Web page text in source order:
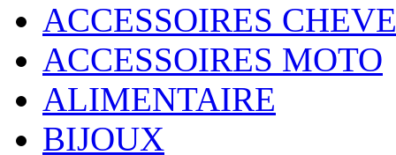
ACCESSOIRES
ACCESSOIRES MOTO
ALIMENTAIRE
BIJOUX